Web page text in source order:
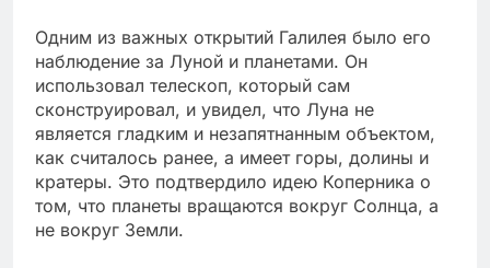
Одним из важных открытий Галилея было его
наблюдение за Луной и планетами. Он
использовал телескоп, который сам
сконструировал, и увидел, что Луна не
является гладким и незапятнанным объектом,
как считалось ранее, а имеет горы, долины и
кратеры. Это подтвердило идею Коперника о
том, что планеты вращаются вокруг Солнца, а
не вокруг Земли.